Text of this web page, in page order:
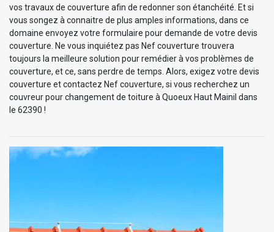
vos travaux de couverture afin de redonner son étanchéité. Et si
vous songez à connaitre de plus amples informations, dans ce
domaine envoyez votre formulaire pour demande de votre devis
couverture. Ne vous inquiétez pas Nef couverture trouvera
toujours la meilleure solution pour remédier à vos problèmes de
couverture, et ce, sans perdre de temps. Alors, exigez votre devis
couverture et contactez Nef couverture, si vous recherchez un
couvreur pour changement de toiture à Quoeux Haut Mainil dans
le 62390 !